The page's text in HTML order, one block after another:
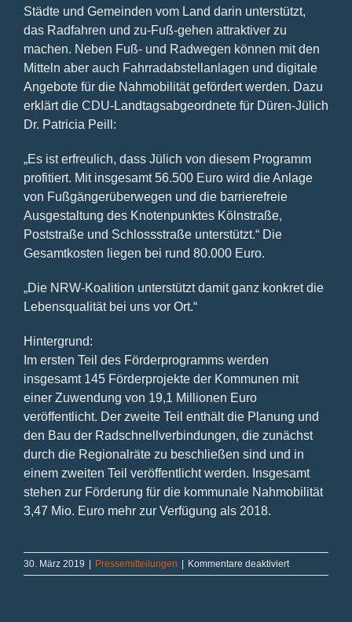
Städte und Gemeinden vom Land darin unterstützt,
das Radfahren und zu-Fuß-gehen attraktiver zu
machen. Neben Fuß- und Radwegen können mit den
Mitteln aber auch Fahrradabstellanlagen und digitale
Angebote für die Nahmobilität gefördert werden. Dazu
erklärt die CDU-Landtagsabgeordnete für Düren-Jülich
Dr. Patricia Peill:
„Es ist erfreulich, dass Jülich von diesem Programm
profitiert. Mit insgesamt 56.500 Euro wird die Anlage
von Fußgängerüberwegen und die barrierefreie
Ausgestaltung des Knotenpunktes Kölnstraße,
Poststraße und Schlossstraße unterstützt.“ Die
Gesamtkosten liegen bei rund 80.000 Euro.
„Die NRW-Koalition unterstützt damit ganz konkret die
Lebensqualität bei uns vor Ort.“
Hintergrund:
Im ersten Teil des Förderprogramms werden
insgesamt 145 Förderprojekte der Kommunen mit
einer Zuwendung von 19,1 Millionen Euro
veröffentlicht. Der zweite Teil enthält die Planung und
den Bau der Radschnellverbindungen, die zunächst
durch die Regionalräte zu beschließen sind und in
einem zweiten Teil veröffentlicht werden. Insgesamt
stehen zur Förderung für die kommunale Nahmobilität
3,47 Mio. Euro mehr zur Verfügung als 2018.
30. März 2019 | Pressemitteilungen | Kommentare deaktiviertfür
Ausbau